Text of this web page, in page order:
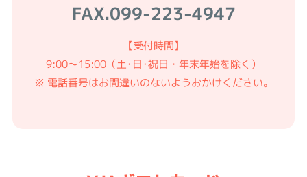
FAX.099-223-4947
【受付時間】
9:00〜15:00（土･日･祝日・年末年始を除く）
※ 電話番号はお間違いのないようおかけください。